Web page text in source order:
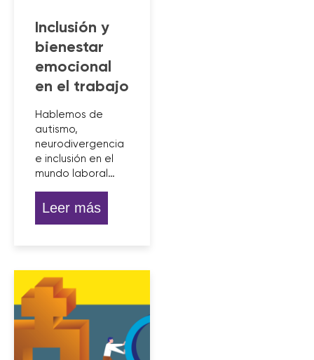
Inclusión y
bienestar
emocional
en el trabajo
Hablemos de
autismo,
neurodivergencia
e inclusión en el
mundo laboral…
Leer más